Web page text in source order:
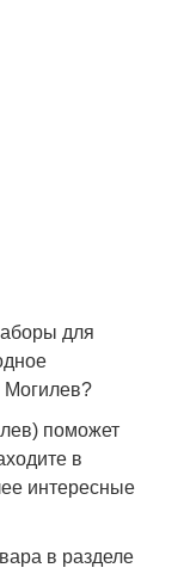
для
Могилев?
поможет
в
интересные
в разделе